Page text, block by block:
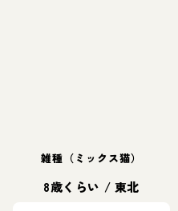
雑種（ミックス猫）
8歳くらい / 東北